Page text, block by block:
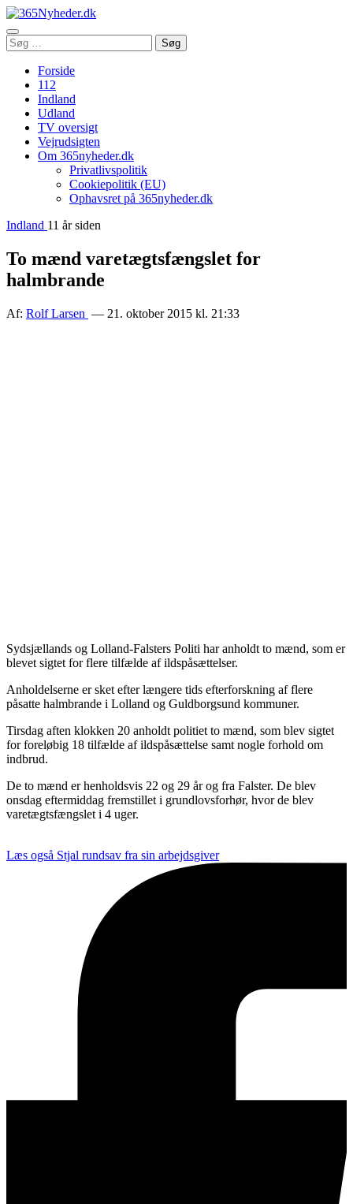
Åbn
menu
Søg
efter:
Søg
Forside
112
Indland
Udland
TV oversigt
Vejrudsigten
Om 365nyheder.dk
Privatlivspolitik
Cookiepolitik (EU)
Ophavsret på 365nyheder.dk
Indland 11 år siden
To mænd varetægtsfængslet for
halmbrande
Af: Rolf Larsen — 21. oktober 2015 kl. 21:33
Sydsjællands og Lolland-Falsters Politi har anholdt to mænd, som er
blevet sigtet for flere tilfælde af ildspåsættelser.
Anholdelserne er sket efter længere tids efterforskning af flere
påsatte halmbrande i Lolland og Guldborgsund kommuner.
Tirsdag aften klokken 20 anholdt politiet to mænd, som blev sigtet
for foreløbig 18 tilfælde af ildspåsættelse samt nogle forhold om
indbrud.
De to mænd er henholdsvis 22 og 29 år og fra Falster. De blev
onsdag eftermiddag fremstillet i grundlovsforhør, hvor de blev
varetægtsfængslet i 4 uger.
Læs også Stjal rundsav fra sin arbejdsgiver